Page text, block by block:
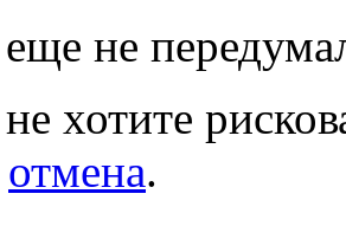
не
хотите
отмена.